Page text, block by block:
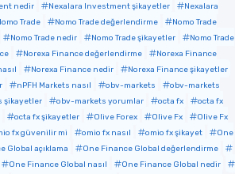
nedir Nexalara Investment şikayetler
Nexalara
Trade Nomo Trade değerlendirme
Nomo Trade
Nomo Trade nedir Nomo Trade şikayetler
Nomo Trade
Norexa Finance değerlendirme
Norexa Finance
Norexa Finance nedir
Norexa Finance şikayetler
nPFH Markets nasıl obv-markets
obv-markets
şikayetler obv-markets yorumlar octa fx
octa fx
octa fx şikayetler Olive Forex Olive Fx
Olive Fx
fx güvenilir mi omio fx nasıl omio fx şikayet
One
Global açıklama
One Finance Global değerlendirme
One Finance Global nasıl
One Finance Global nedir